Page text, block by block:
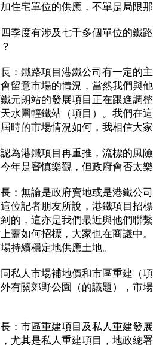
住宅單位的供應，不單是局限
季度有涉及七千多個單位的鐵
：鐵路項目港鐵公司有一定的
留意市場的情況，當然我們與
元朗站的發展項目正在跟進調
水圍輕鐵站（項目）。我們在
時的市場情況如何，我相信大
為港鐵項目再重推，流標的風
年是審慎樂觀，但政府會否太
：無論是政府賣地或是港鐵公
位記者朋友所說，港鐵項目招
的，這亦是我們最近與他們聯
蓋如何招標，大家也在商議中
持續穩定地供應土地。
私人市場補地價和市區重建（
有關郊野公園（的議題），市
：市區重建項目及私人重建發
尤其是私人重建項目，地政總